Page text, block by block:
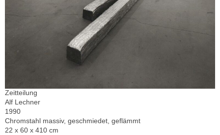
Zeitteilung
Alf Lechner
1990
Chromstahl massiv, geschmiedet, geflämmt
22 x 60 x 410 cm